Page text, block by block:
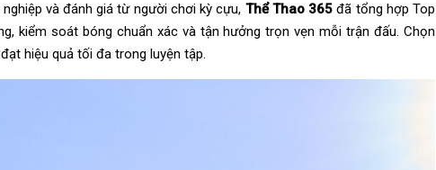
và đánh giá từ người chơi kỳ cựu, Thể Thao 365 đã tổng hợp Top
kiểm soát bóng chuẩn xác và tận hưởng trọn vẹn mỗi trận đấu. Chọn
hiệu quả tối đa trong luyện tập.